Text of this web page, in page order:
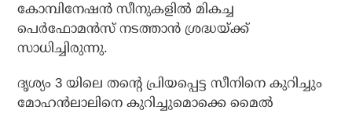
കോമ്പിനേഷന്‍ സീനുകളില്‍ മികച്ച
പെര്‍ഫോമന്‍സ് നടത്താന്‍ ശ്രദ്ധയ്ക്ക്
സാധിച്ചിരുന്നു.
ദൃശ്യം 3 യിലെ തന്റെ പ്രിയപ്പെട്ട സീനിനെ കുറിച്ചും
മോഹന്‍ലാലിനെ കുറിച്ചുമൊക്കെ മൈല്‍